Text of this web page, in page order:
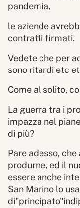
pandemia,
le aziende
contratti firmati.
Vedete che per
sono ritardi etc
Come al solito,
La guerra tra i
impazza nel
di più?
Pare adesso, che
produrne, ed il
essere anche
San Marino lo